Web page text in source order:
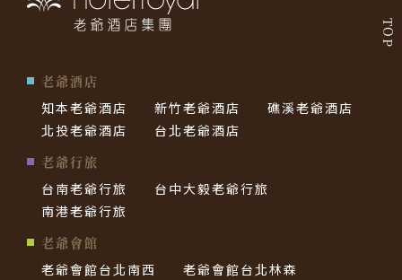
TOP
老爺酒店
知本老爺酒店
新竹老爺酒店
礁溪老爺酒店
北投老爺酒店
台北老爺酒店
老爺行旅
台南老爺行旅
台中大毅老爺行旅
南港老爺行旅
老爺會館
老爺會館台北南西
老爺會館台北林森